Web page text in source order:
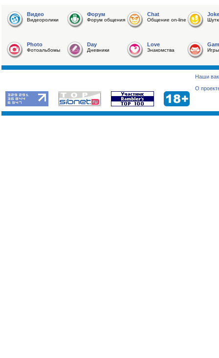
Видео
Видеоролики
Форум
Форум общения
Chat
Общение on-line
Joke
Photo
Фотоальбомы
Day
Дневники
Love
Знакомства Игры
Наши
О